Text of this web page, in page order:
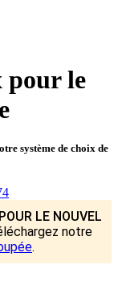
pour le
système de choix de
LE NOUVEL
notre
.